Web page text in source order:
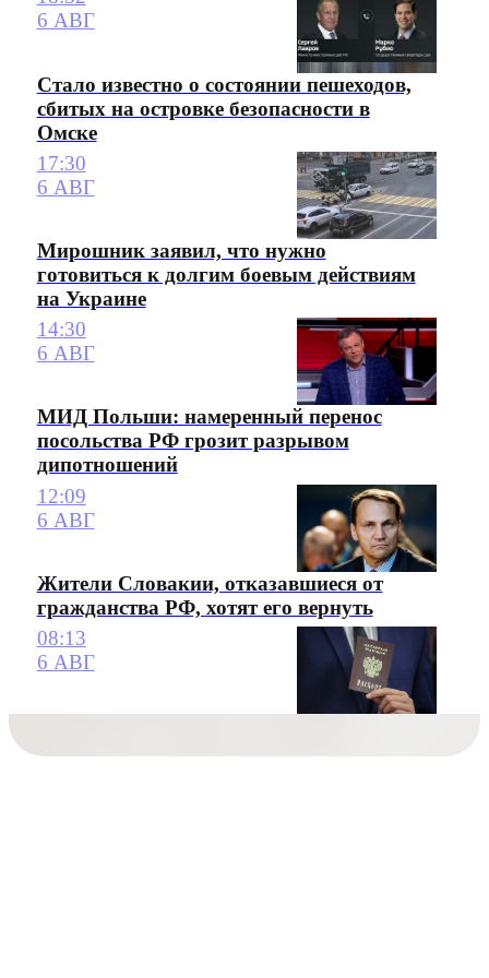
6 АВГ
Стало известно о состоянии пешеходов,
сбитых на островке безопасности в
Омске
17:30
6 АВГ
Мирошник заявил, что нужно
готовиться к долгим боевым действиям
на Украине
14:30
6 АВГ
МИД Польши: намеренный перенос
посольства РФ грозит разрывом
дипотношений
12:09
6 АВГ
Жители Словакии, отказавшиеся от
гражданства РФ, хотят его вернуть
08:13
6 АВГ